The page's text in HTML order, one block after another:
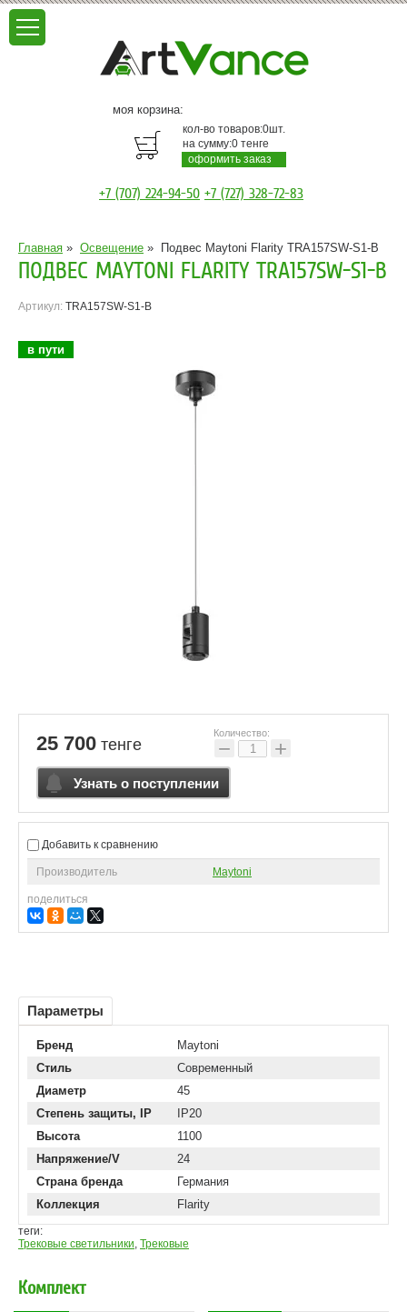
моя корзина:
кол-во товаров:0шт.
на сумму:0 тенге
оформить заказ
+7 (707) 224-94-50 +7 (727) 328-72-83
Главная » Освещение » Подвес Maytoni Flarity TRA157SW-S1-B
ПОДВЕС MAYTONI FLARITY TRA157SW-S1-B
Артикул: TRA157SW-S1-B
в пути
25 700 тенге
Количество:
− +
Узнать о поступлении
Добавить к сравнению
Производитель Maytoni
поделиться
Параметры
Бренд
Maytoni
Стиль
Современный
Диаметр
45
Степень защиты, IP
IP20
Высота
1100
Напряжение/V
24
Страна бренда
Германия
Коллекция
Flarity
теги:
Трековые светильники, Трековые
Комплект